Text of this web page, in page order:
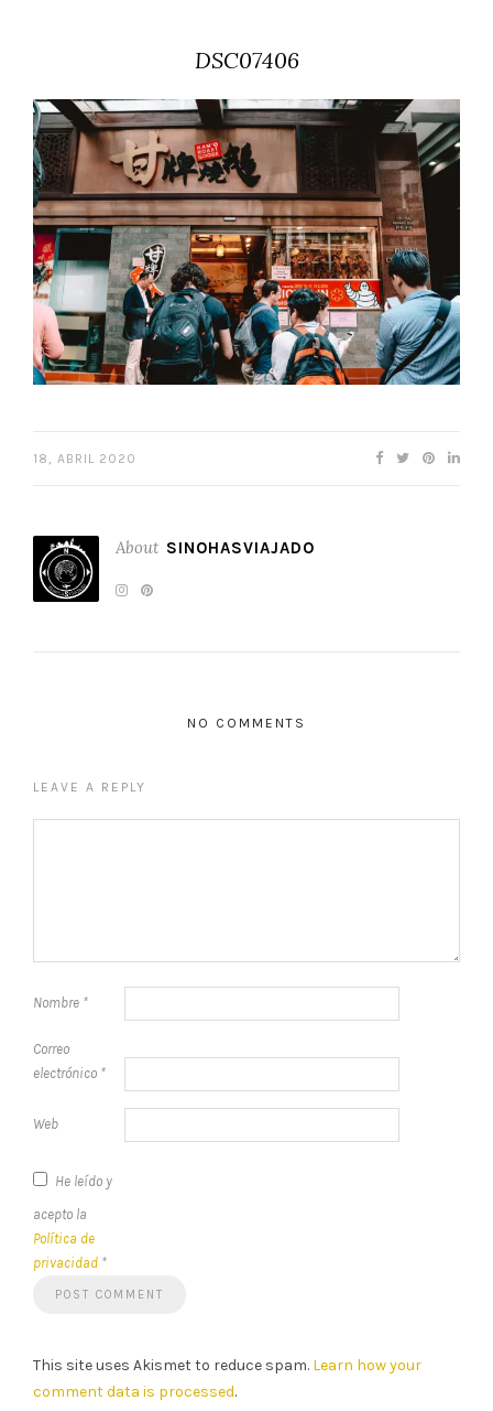
DSC07406
18, ABRIL 2020
About SINOHASVIAJADO
NO COMMENTS
LEAVE A REPLY
Nombre *
Correo
electrónico *
Web
He leído y
acepto la
Política de
privacidad *
This site uses Akismet to reduce spam. Learn how your
comment data is processed.